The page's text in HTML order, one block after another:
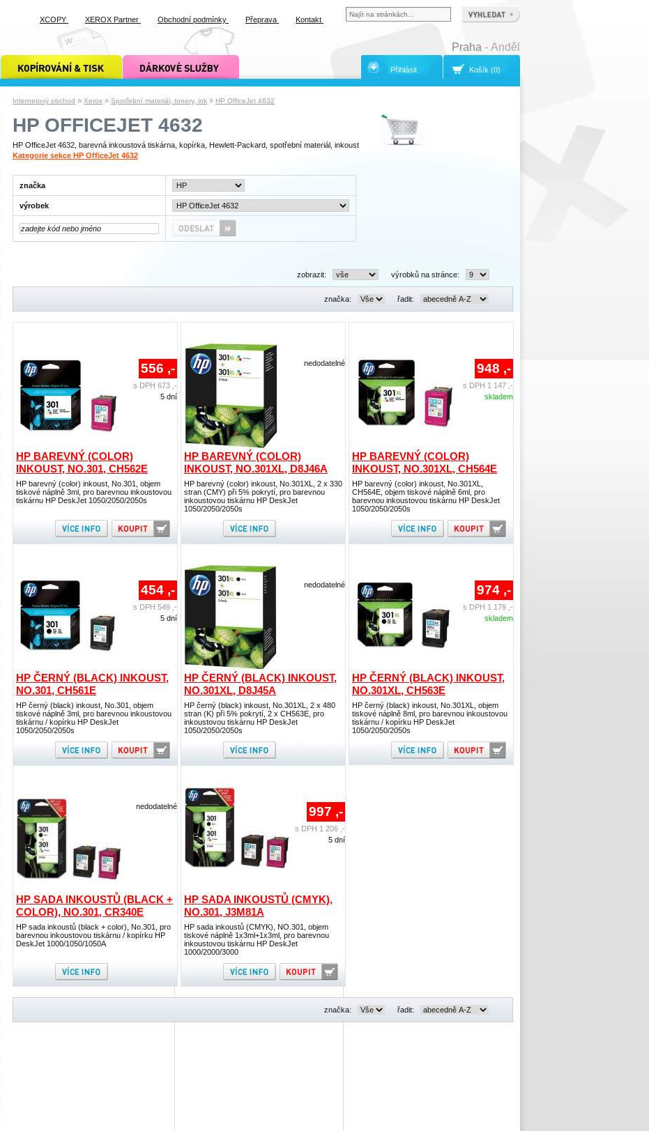
Internetový obchod » Xerox » Spotřební materiál, tonery, ink » HP OfficeJet 4632
HP OFFICEJET 4632
HP OfficeJet 4632, barevná inkoustová tiskárna, kopírka, Hewlett-Packard, spotřební materiál, inkoust
Kategorie sekce HP OfficeJet 4632
značka
výrobek
zobrazit: výrobků na stránce:
značka: řadit:
HP BAREVNÝ (COLOR)
INKOUST, NO.301, CH562E
HP barevný (color) inkoust, No.301, objem
tiskové náplně 3ml, pro barevnou inkoustovou
tiskárnu HP DeskJet 1050/2050/2050s
556 ,-
s DPH 673 ,-
5 dní
HP BAREVNÝ (COLOR)
INKOUST, NO.301XL, D8J46A
HP barevný (color) inkoust, No.301XL, 2 x 330
stran (CMY) při 5% pokrytí, pro barevnou
inkoustovou tiskárnu HP DeskJet
1050/2050/2050s
nedodatelné
HP BAREVNÝ (COLOR)
INKOUST, NO.301XL, CH564E
HP barevný (color) inkoust, No.301XL,
CH564E, objem tiskové náplně 6ml, pro
barevnou inkoustovou tiskárnu HP DeskJet
1050/2050/2050s
948 ,-
s DPH 1 147 ,-
skladem
HP ČERNÝ (BLACK) INKOUST,
NO.301, CH561E
HP černý (black) inkoust, No.301, objem
tiskové náplně 3ml, pro barevnou inkoustovou
tiskárnu / kopírku HP DeskJet
1050/2050/2050s
454 ,-
s DPH 549 ,-
5 dní
HP ČERNÝ (BLACK) INKOUST,
NO.301XL, D8J45A
HP černý (black) inkoust, No.301XL, 2 x 480
stran (K) při 5% pokrytí, 2 x CH563E, pro
inkoustovou tiskárnu HP DeskJet
1050/2050/2050s
nedodatelné
HP ČERNÝ (BLACK) INKOUST,
NO.301XL, CH563E
HP černý (black) inkoust, No.301XL, objem
tiskové náplně 8ml, pro barevnou inkoustovou
tiskárnu / kopírku HP DeskJet
1050/2050/2050s
974 ,-
s DPH 1 179 ,-
skladem
HP SADA INKOUSTŮ (BLACK +
COLOR), NO.301, CR340E
HP sada inkoustů (black + color), No.301, pro
barevnou inkoustovou tiskárnu / kopírku HP
DeskJet 1000/1050/1050A
nedodatelné
HP SADA INKOUSTŮ (CMYK),
NO.301, J3M81A
HP sada inkoustů (CMYK), NO.301, objem
tiskové náplně 1x3ml+1x3ml, pro barevnou
inkoustovou tiskárnu HP DeskJet
1000/2000/3000
997 ,-
s DPH 1 206 ,-
5 dní
značka: řadit:
kopírování a tisk xcopy dárkové služby xcopy
XCOPY XEROX Partner Obchodní podmínky Přeprava Kontakt
Praha - Anděl
Košík (0)
Přihlásit